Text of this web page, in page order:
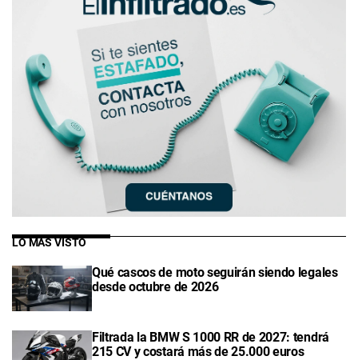
LO MÁS VISTO
Qué cascos de moto seguirán siendo legales
desde octubre de 2026
Filtrada la BMW S 1000 RR de 2027: tendrá
215 CV y costará más de 25.000 euros